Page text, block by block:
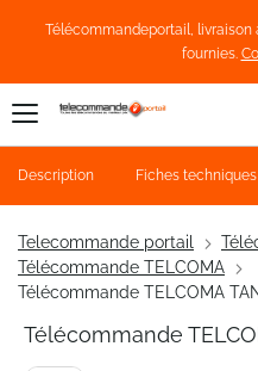
Télécommandeportail,
fournies.
Telecommande portail
Télécommande TELCOMA
Télécommande TELCOMA
Télécommande
Description Fiches techniques